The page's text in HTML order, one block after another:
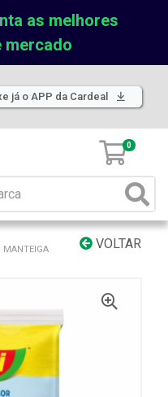
as melhores
mercado
já o APP da Cardeal
0
VOLTAR
MANTEIGA